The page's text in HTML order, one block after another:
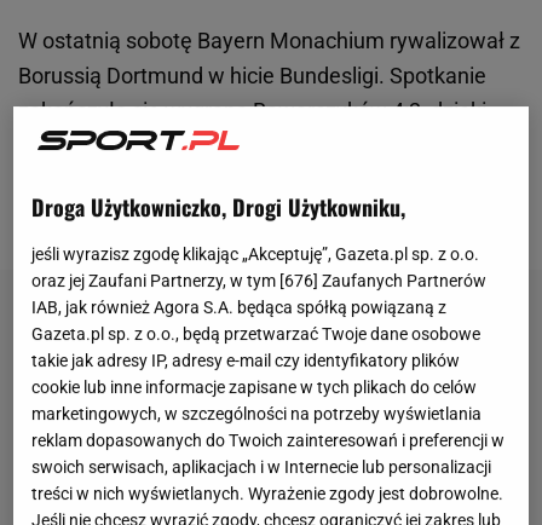
W ostatnią sobotę Bayern Monachium rywalizował z
Borussią Dortmund w hicie Bundesligi. Spotkanie
zakończyło się wygraną Bawarczyków 4:2, dzięki
temu awansowali oni na pierwsze miejsce w tabeli.
poprowadził ichThomas Tuchel.
Droga Użytkowniczko, Drogi Użytkowniku,
jeśli wyrazisz zgodę klikając „Akceptuję”, Gazeta.pl sp. z o.o.
oraz jej Zaufani Partnerzy, w tym [676] Zaufanych Partnerów
IAB, jak również Agora S.A. będąca spółką powiązaną z
Gazeta.pl sp. z o.o., będą przetwarzać Twoje dane osobowe
takie jak adresy IP, adresy e-mail czy identyfikatory plików
cookie lub inne informacje zapisane w tych plikach do celów
marketingowych, w szczególności na potrzeby wyświetlania
reklam dopasowanych do Twoich zainteresowań i preferencji w
swoich serwisach, aplikacjach i w Internecie lub personalizacji
treści w nich wyświetlanych. Wyrażenie zgody jest dobrowolne.
Jeśli nie chcesz wyrazić zgody, chcesz ograniczyć jej zakres lub